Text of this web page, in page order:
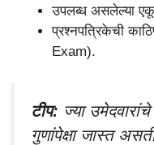
उपलब्ध असलेल्या
प्रश्नपत्रिकेची
Exam).
टीप: ज्या
गुणांपेक्षा जास्त